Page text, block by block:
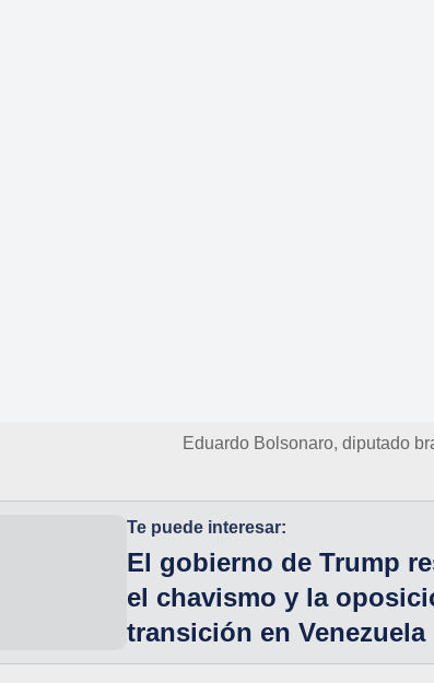
Eduardo Bolsonaro, diputado
Te puede interesar:
El gobierno de Trump
el chavismo y la
transición en Venezuela